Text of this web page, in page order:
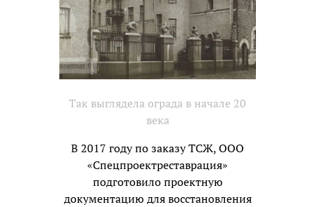
Так выглядела ограда в начале 20
века
В 2017 году по заказу ТСЖ, ООО
«Спецпроектреставрация»
подготовило проектную
документацию для восстановления